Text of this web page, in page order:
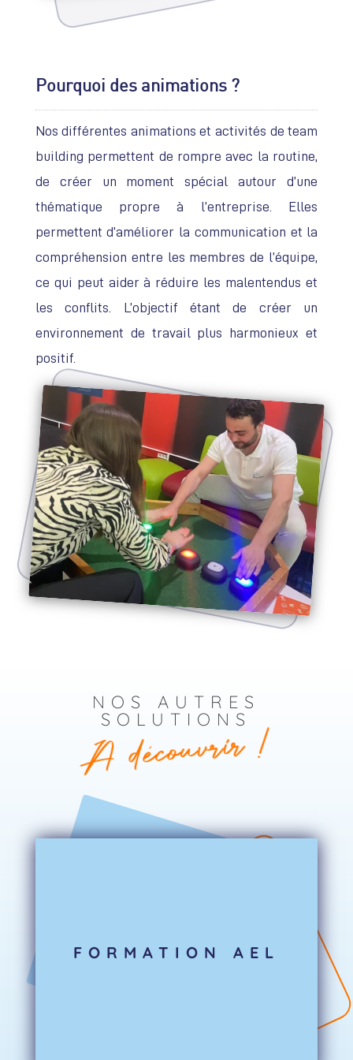
Pourquoi des animations ?
Nos différentes animations et activités de team
building permettent de rompre avec la routine,
de créer un moment spécial autour d’une
thématique propre à l’entreprise. Elles
permettent d’améliorer la communication et la
compréhension entre les membres de l’équipe,
ce qui peut aider à réduire les malentendus et
les conflits. L’objectif étant de créer un
environnement de travail plus harmonieux et
positif.
NOS AUTRES
SOLUTIONS
A découvrir !
FORMATION AEL